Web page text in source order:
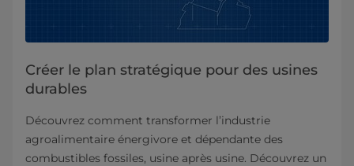
Créer le plan stratégique pour des usines
durables
Découvrez comment transformer l’industrie
agroalimentaire énergivore et dépendante des
combustibles fossiles, usine après usine. Découvrez un